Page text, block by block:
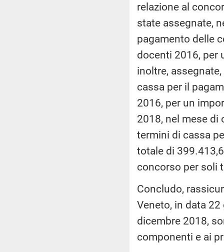
relazione al
state assegnate,
pagamento delle
docenti 2016, per
inoltre,
cassa per il
2016, per un
2018, nel mese di
termini di cassa
totale di
concorso per soli
Concludo,
Veneto, in data
dicembre 2018,
componenti e ai